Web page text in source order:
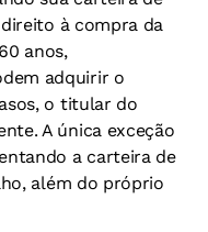
à compra da
anos,
adquirir o
o titular do
A única exceção
a carteira de
além do próprio